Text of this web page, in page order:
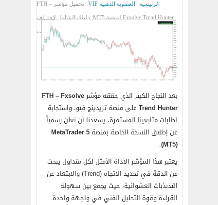
الرئيسية العضويه الذهبيه VIP
تحميل مؤشر FTH –
Fxsolve Trend Hunter لمنصة MT5: دليلك الشامل لاحتراف
اقتناص الاتجاهات
بعد النجاح الكبير الذي حققه مؤشرFTH – Fxsolve
Trend Hunter على منصة تريدينج فيو، واستجابة
لطلبات متابعينا المستمرة، يسعدنا أن نعلن رسمياً
عن إطلاق النسخة الخاصة بمنصة MetaTrader 5
(MT5)
.
يعتبر هذا المؤشر الأداة الأمثل لكل متداول يبحث
عن الدقة في تحديد الاتجاه (Trend) والابتعاد عن
التذبذبات العشوائية، حيث يجمع بين سهولة
القراءة وقوة التحليل الفني في واجهة واحدة.